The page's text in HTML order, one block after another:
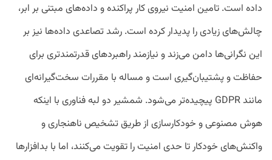
داده است. تامین امنیت نیروی کار پراکنده و داده‌های مبتنی بر ابر،
چالش‌های زیادی را پدیدار کرده است. رشد تصاعدی داده‌ها نیز بر
این نگرانی‌ها دامن می‌زند و نیازمند راهبردهای قدرتمندتری برای
حفاظت و پشتیبان‌گیری است و مساله‌ با مقررات سخت‌گیرانه‌ای
مانند GDPR پیچیده‌تر می‌شود. شمشیر دو لبه فناوری با اینکه
هوش مصنوعی و خودکارسازی از طریق تشخیص ناهنجاری و
واکنش‌های خودکار تا حدی امنیت را تقویت می‌کنند، اما با بدافزارها